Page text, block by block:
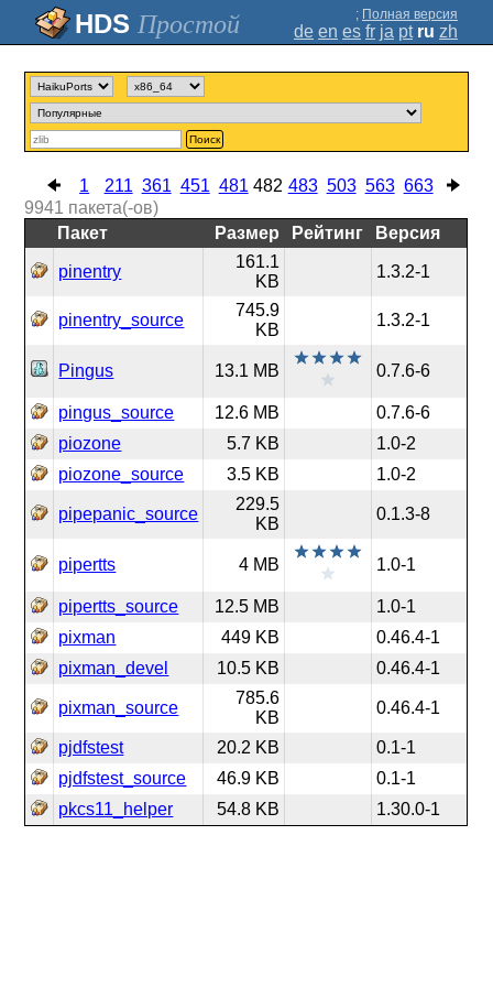
Простой ; Полная версия
de en es fr ja pt ru zh
Поиск
1 211 361 451 481 482 483 503 563 663
9941 пакета(-ов)
Пакет
Размер Рейтинг Версия
pinentry
161.1
KB
1.3.2-1
pinentry_source
745.9
KB
1.3.2-1
Pingus 13.1 MB 0.7.6-6
pingus_source 12.6 MB
0.7.6-6
piozone
5.7 KB
1.0-2
piozone_source
3.5 KB 1.0-2
pipepanic_source
229.5
KB
0.1.3-8
pipertts 4 MB 1.0-1
pipertts_source 12.5 MB
1.0-1
pixman
449 KB
0.46.4-1
pixman_devel
10.5 KB 0.46.4-1
pixman_source
785.6
KB
0.46.4-1
pjdfstest 20.2 KB
0.1-1
pjdfstest_source
46.9 KB
0.1-1
pkcs11_helper
54.8 KB 1.30.0-1